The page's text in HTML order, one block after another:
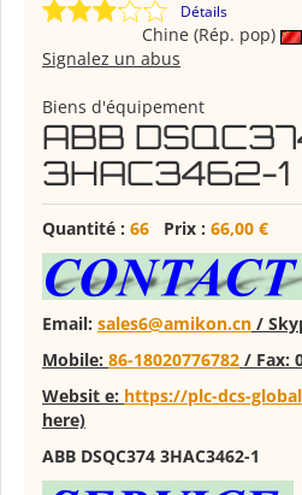
Détails
Chine (Rép. pop)
Signalez un abus
Biens d'équipement
ABB
3HAC3462-1
Quantité : 66 Prix : 66,00 €
Email: sales6@amikon.cn /
Mobile: 86-18020776782 / Fax:
Websit e: https://plc-dcs-
here)
ABB DSQC374 3HAC3462-1